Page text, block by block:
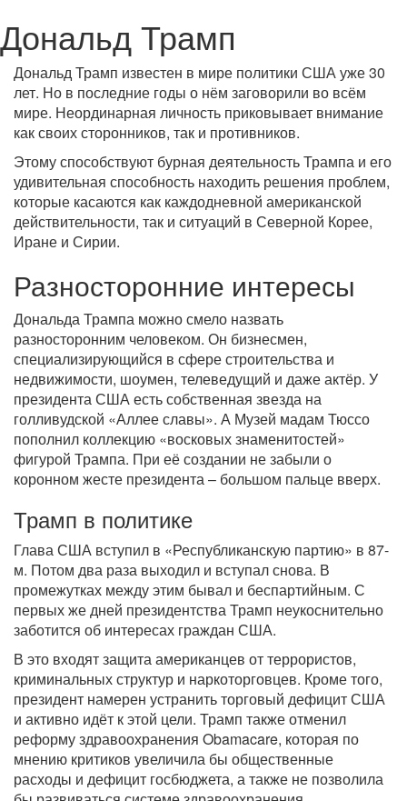
Дональд Трамп
Дональд Трамп известен в мире политики США уже 30
лет. Но в последние годы о нём заговорили во всём
мире. Неординарная личность приковывает внимание
как своих сторонников, так и противников.
Этому способствуют бурная деятельность Трампа и его
удивительная способность находить решения проблем,
которые касаются как каждодневной американской
действительности, так и ситуаций в Северной Корее,
Иране и Сирии.
Разносторонние интересы
Дональда Трампа можно смело назвать
разносторонним человеком. Он бизнесмен,
специализирующийся в сфере строительства и
недвижимости, шоумен, телеведущий и даже актёр. У
президента США есть собственная звезда на
голливудской «Аллее славы». А Музей мадам Тюссо
пополнил коллекцию «восковых знаменитостей»
фигурой Трампа. При её создании не забыли о
коронном жесте президента – большом пальце вверх.
Трамп в политике
Глава США вступил в «Республиканскую партию» в 87-
м. Потом два раза выходил и вступал снова. В
промежутках между этим бывал и беспартийным. С
первых же дней президентства Трамп неукоснительно
заботится об интересах граждан США.
В это входят защита американцев от террористов,
криминальных структур и наркоторговцев. Кроме того,
президент намерен устранить торговый дефицит США
и активно идёт к этой цели. Трамп также отменил
реформу здравоохранения Obamacare, которая по
мнению критиков увеличила бы общественные
расходы и дефицит госбюджета, а также не позволила